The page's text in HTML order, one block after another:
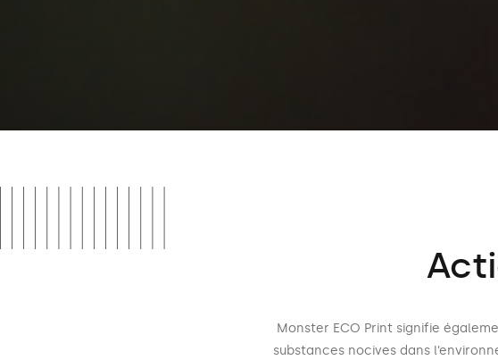
Monster ECO Print signifie
substances nocives dans